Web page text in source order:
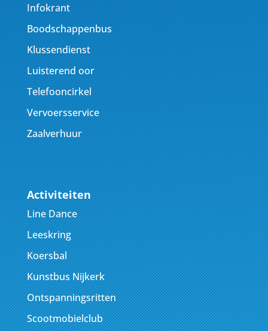
Infokrant
Boodschappenbus
Klussendienst
Luisterend oor
Telefooncirkel
Vervoersservice
Zaalverhuur
Activiteiten
Line Dance
Leeskring
Koersbal
Kunstbus Nijkerk
Ontspanningsritten
Scootmobielclub